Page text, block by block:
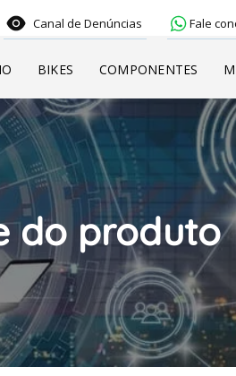
Canal de Denúncias Fale
BIKES COMPONENTES
do produto